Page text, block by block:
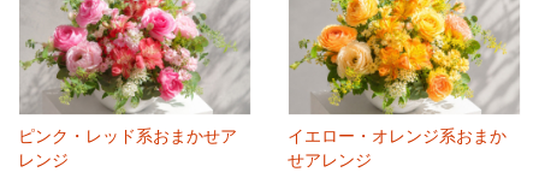
ピンク・レッド系おまかせア
レンジ
イエロー・オレンジ系おまか
せアレンジ